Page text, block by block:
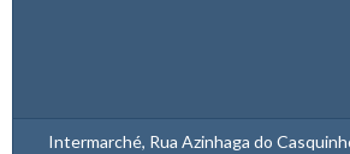
Intermarché, Rua Azinhaga do